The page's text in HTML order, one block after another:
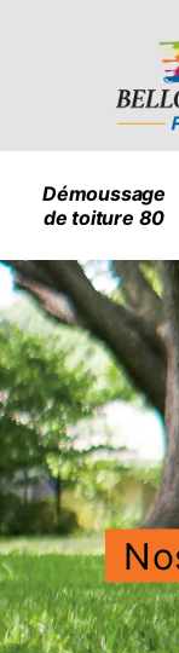
Démoussage
de toiture 80